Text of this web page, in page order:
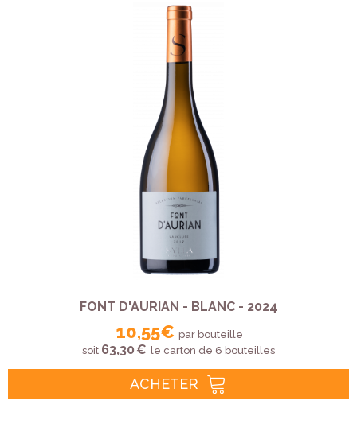
FONT D'AURIAN - BLANC - 2024
10,55 € par bouteille
soit 63,30 € le carton de 6 bouteilles
ACHETER